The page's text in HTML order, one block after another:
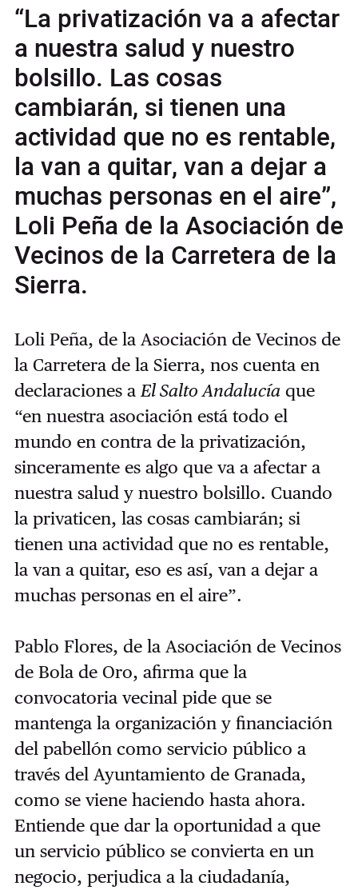
“La privatización va a afectar
a nuestra salud y nuestro
bolsillo. Las cosas
cambiarán, si tienen una
actividad que no es rentable,
la van a quitar, van a dejar a
muchas personas en el aire”,
Loli Peña de la Asociación de
Vecinos de la Carretera de la
Sierra.
Loli Peña, de la Asociación de Vecinos de
la Carretera de la Sierra, nos cuenta en
declaraciones a El Salto Andalucíaque
“en nuestra asociación está todo el
mundo en contra de la privatización,
sinceramente es algo que va a afectar a
nuestra salud y nuestro bolsillo. Cuando
la privaticen, las cosas cambiarán; si
tienen una actividad que no es rentable,
la van a quitar, eso es así, van a dejar a
muchas personas en el aire”.
Pablo Flores, de la Asociación de Vecinos
de Bola de Oro, afirma que la
convocatoria vecinal pide que se
mantenga la organización y financiación
del pabellón como servicio público a
través del Ayuntamiento de Granada,
como se viene haciendo hasta ahora.
Entiende que dar la oportunidad a que
un servicio público se convierta en un
negocio, perjudica a la ciudadanía,